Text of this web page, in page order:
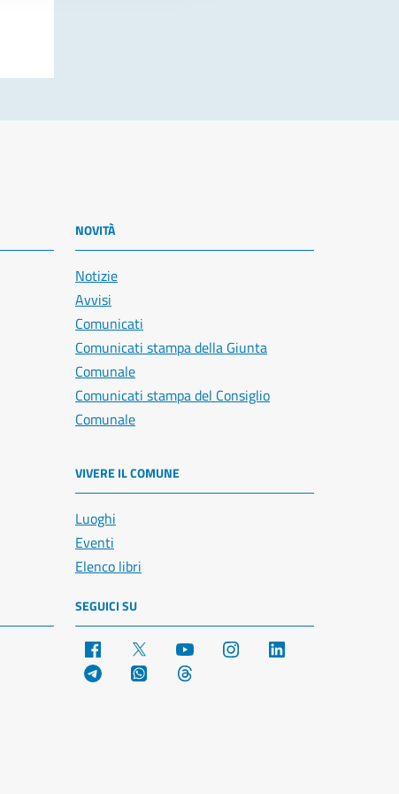
NOVITÀ
Notizie
Avvisi
Comunicati
Comunicati stampa della Giunta
Comunale
Comunicati stampa del Consiglio
Comunale
VIVERE IL COMUNE
Luoghi
Eventi
Elenco libri
SEGUICI SU
Facebook YouTube Instagram
Telegram WhatsApp